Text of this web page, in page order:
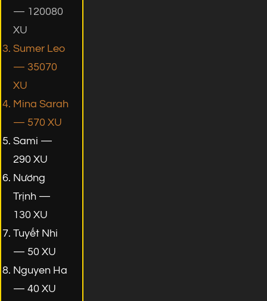
— 120080
XU
Sumer Leo
— 35070
XU
Mina Sarah
— 570 XU
Sami —
290 XU
Nương
Trịnh —
130 XU
Tuyết Nhi
— 50 XU
Nguyen Ha
— 40 XU